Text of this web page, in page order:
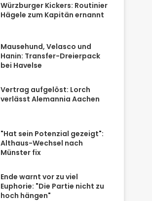
Würzburger Kickers: Routinier
Hägele zum Kapitän ernannt
Mausehund, Velasco und
Hanin: Transfer-Dreierpack
bei Havelse
Vertrag aufgelöst: Lorch
verlässt Alemannia Aachen
"Hat sein Potenzial gezeigt":
Althaus-Wechsel nach
Münster fix
Ende warnt vor zu viel
Euphorie: "Die Partie nicht zu
hoch hängen"